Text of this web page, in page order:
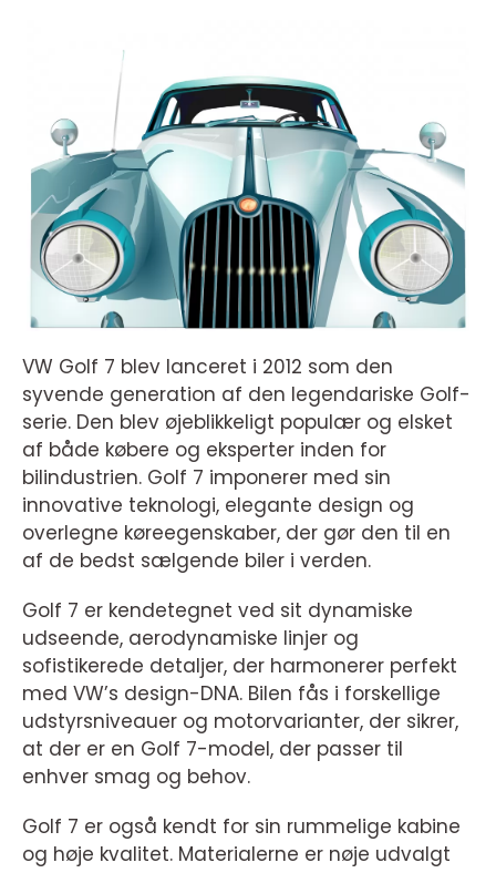
VW Golf 7 blev lanceret i 2012 som den
syvende generation af den legendariske Golf-
serie. Den blev øjeblikkeligt populær og elsket
af både købere og eksperter inden for
bilindustrien. Golf 7 imponerer med sin
innovative teknologi, elegante design og
overlegne køreegenskaber, der gør den til en
af de bedst sælgende biler i verden.
Golf 7 er kendetegnet ved sit dynamiske
udseende, aerodynamiske linjer og
sofistikerede detaljer, der harmonerer perfekt
med VW’s design-DNA. Bilen fås i forskellige
udstyrsniveauer og motorvarianter, der sikrer,
at der er en Golf 7-model, der passer til
enhver smag og behov.
Golf 7 er også kendt for sin rummelige kabine
og høje kvalitet. Materialerne er nøje udvalgt